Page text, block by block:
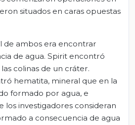
situados en caras opuestas
de ambos era encontrar
de agua. Spirit encontró
colinas de un cráter.
hematita, mineral que en la
formado por agua, e
los investigadores consideran
a consecuencia de agua